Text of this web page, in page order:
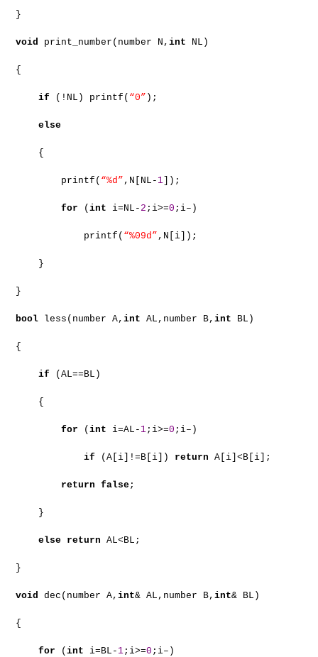
}
void print_number(number N, int NL)
{
if (!NL) printf( “0” );
else
{
printf( “%d” ,N[NL- 1 ]);
for ( int i=NL- 2 ;i>=0 ;i–)
printf( “%09d” ,N[i]);
}
}
bool less(number A, int AL,number B, int BL)
{
if (AL==BL)
{
for ( int i=AL- 1;i>=0 ;i–)
if (A[i]!=B[i]) return A[i]<B[i];
return false;
}
else return AL<BL;
}
void dec(number A, int& AL,number B, int& BL)
{
for ( int i=BL- 1;i>=0 ;i–)